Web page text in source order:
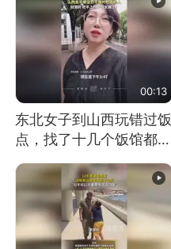
00:13
东北女子到山西玩错过饭
点，找了十几个饭馆都没
开门：午休到几点